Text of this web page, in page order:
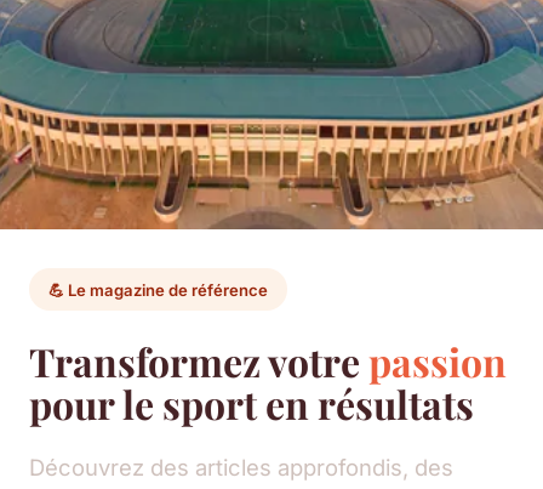
💪 Le magazine de référence
Transformez votrepassion
pour le sport en résultats
Découvrez des articles approfondis, des